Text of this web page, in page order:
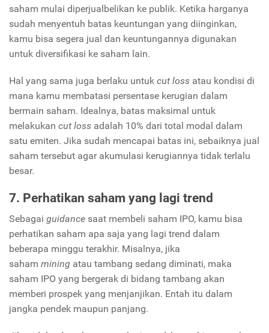
saham mulai diperjualbelikan ke publik. Ketika harganya
sudah menyentuh batas keuntungan yang diinginkan,
kamu bisa segera jual dan keuntungannya digunakan
untuk diversifikasi ke saham lain.
Hal yang sama juga berlaku untuk cut loss atau kondisi di
mana kamu membatasi persentase kerugian dalam
bermain saham. Idealnya, batas maksimal untuk
melakukan cut loss adalah 10% dari total modal dalam
satu emiten. Jika sudah mencapai batas ini, sebaiknya jual
saham tersebut agar akumulasi kerugiannya tidak terlalu
besar.
7. Perhatikan saham yang lagi trend
Sebagai guidance saat membeli saham IPO, kamu bisa
perhatikan saham apa saja yang lagi trend dalam
beberapa minggu terakhir. Misalnya, jika
saham mining atau tambang sedang diminati, maka
saham IPO yang bergerak di bidang tambang akan
memberi prospek yang menjanjikan. Entah itu dalam
jangka pendek maupun panjang.